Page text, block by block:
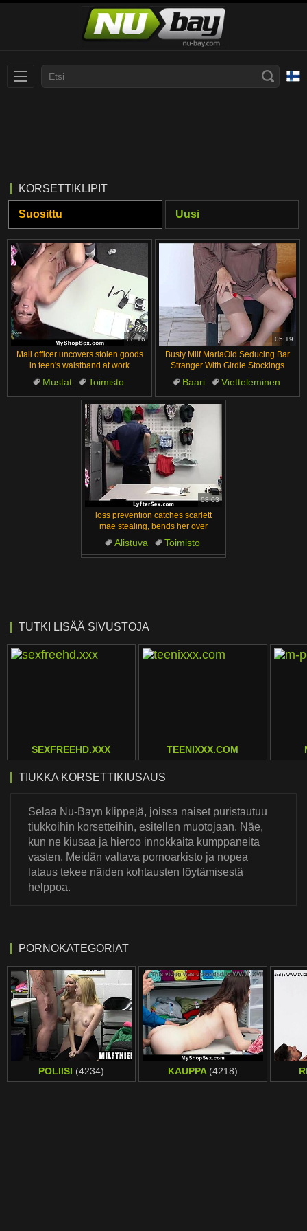
Deutsch
Српски
Norsk
ภาษาไทย
한국어
汉语
Suomi
Bahasa Melayu
Ελληνικά
Русский
Español
Română
Svenska
Français
English
日本語
ह िन ्द ी
Türkçe
Български
Dansk
KORSETTIKLIPIT
Suosittu Uusi
08:16
Mall officer uncovers stolen goods
in teen's waistband at work
Mustat
Toimisto
Kumartuneena
Töissä
Suihinotto
05:19
Busty Milf MariaOld Seducing Bar
Stranger With Girdle Stockings
Baari
Vietteleminen
Vanha
Tissit Milf
08:03
loss prevention catches scarlett
mae stealing, bends her over
Alistuva
Toimisto
Kumartuneena
Töissä
TUTKI LISÄÄ SIVUSTOJA
SEXFREEHD.XXX TEENIXXX.COM
TIUKKA KORSETTIKIUSAUS
Selaa Nu-Bayn klippejä, joissa naiset puristautuu
tiukkoihin korsetteihin, esitellen muotojaan. Näe,
kun ne kiusaa ja hieroo innokkaita kumppaneita
vasten. Meidän valtava pornoarkisto ja nopea
lataus tekee näiden kohtausten löytämisestä
helppoa.
PORNOKATEGORIAT
POLIISI (4234) KAUPPA (4218)